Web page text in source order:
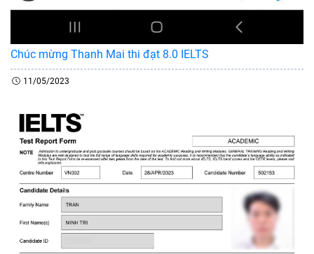
Chúc mừng Thanh Mai thi đạt 8.0 IELTS
11/05/2023